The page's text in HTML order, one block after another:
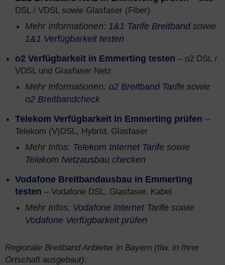
DSL / VDSL sowie Glasfaser (Fiber)
Mehr Informationen: 1&1 Tarife Breitbandsowie
1&1 Verfügbarkeit testen
o2 Verfügbarkeit in Emmerting testen – o2 DSL /
VDSL und Glasfaser Netz
Mehr Informationen: o2 Breitband Tarife sowie
o2 Breitbandcheck
Telekom Verfügbarkeit in Emmerting prüfen –
Telekom (V)DSL, Hybrid, Glasfaser
Mehr Infos: Telekom Internet Tarife sowie
Telekom Netzausbau checken
Vodafone Breitbandausbau in Emmerting
testen – Vodafone DSL, Glasfaser, Kabel
Mehr Infos: Vodafone Internet Tarife sowie
Vodafone Verfügbarkeit prüfen
Regionale Breitband Anbieter in Bayern (tlw. in Ihrer
Ortschaft ausgebaut):